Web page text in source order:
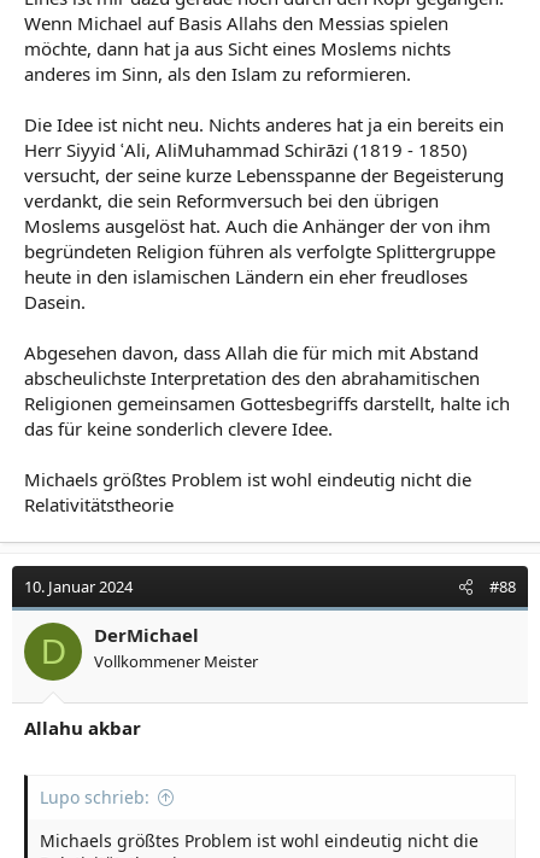
Wenn Michael auf Basis Allahs den Messias spielen
möchte, dann hat ja aus Sicht eines Moslems nichts
anderes im Sinn, als den Islam zu reformieren.
Die Idee ist nicht neu. Nichts anderes hat ja ein bereits ein
Herr Siyyid ʿAli, AliMuhammad Schirāzi (1819 - 1850)
versucht, der seine kurze Lebensspanne der Begeisterung
verdankt, die sein Reformversuch bei den übrigen
Moslems ausgelöst hat. Auch die Anhänger der von ihm
begründeten Religion führen als verfolgte Splittergruppe
heute in den islamischen Ländern ein eher freudloses
Dasein.
Abgesehen davon, dass Allah die für mich mit Abstand
abscheulichste Interpretation des den abrahamitischen
Religionen gemeinsamen Gottesbegriffs darstellt, halte ich
das für keine sonderlich clevere Idee.
Michaels größtes Problem ist wohl eindeutig nicht die
Relativitätstheorie
10. Januar 2024 #88
D DerMichael
Vollkommener Meister
Allahu akbar
Lupo schrieb:
Michaels größtes Problem ist wohl eindeutig nicht die